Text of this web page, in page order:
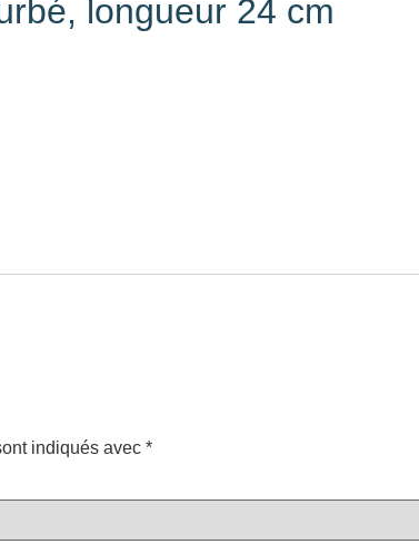
longueur 24 cm
indiqués avec *